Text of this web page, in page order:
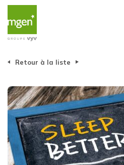
Retour à la liste